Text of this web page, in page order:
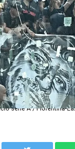
serie A / Fiorentina-